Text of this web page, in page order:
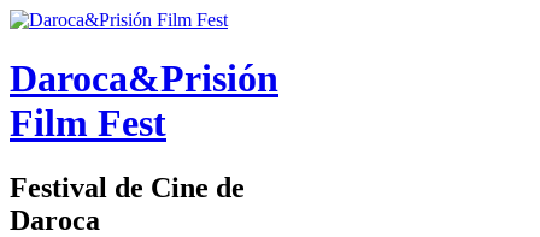
Daroca&Prisión
Film Fest
Festival de Cine de
Daroca